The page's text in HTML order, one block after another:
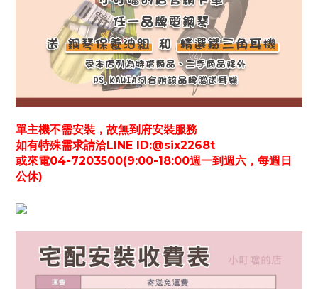
單主機不需安裝，故無到府安裝服務
如有特殊需求請洽LINE ID:@six2268t
或來電04-7203500(9:00-18:00週一到週六，每週日
公休)